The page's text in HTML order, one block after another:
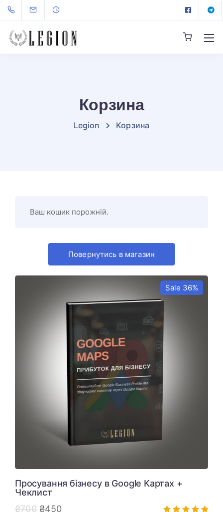
Корзина
Legion Корзина
Ваш кошик порожній.
Повернутись в магазин
Sale 36%
Просування бізнесу в Google Картах +
Чеклист
₴700 ₴450